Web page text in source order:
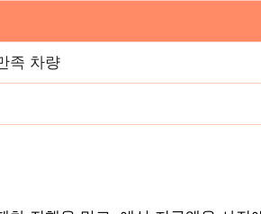
족 차량